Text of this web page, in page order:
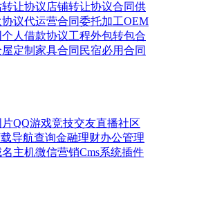
让协议店铺转让协议合同供
议代运营合同委托加工OEM
个人借款协议工程外包转包合
定制家具合同 民宿必用合同
片QQ游戏竞技交友直播社区
导航查询金融理财办公管理
名主机微信营销Cms系统插件